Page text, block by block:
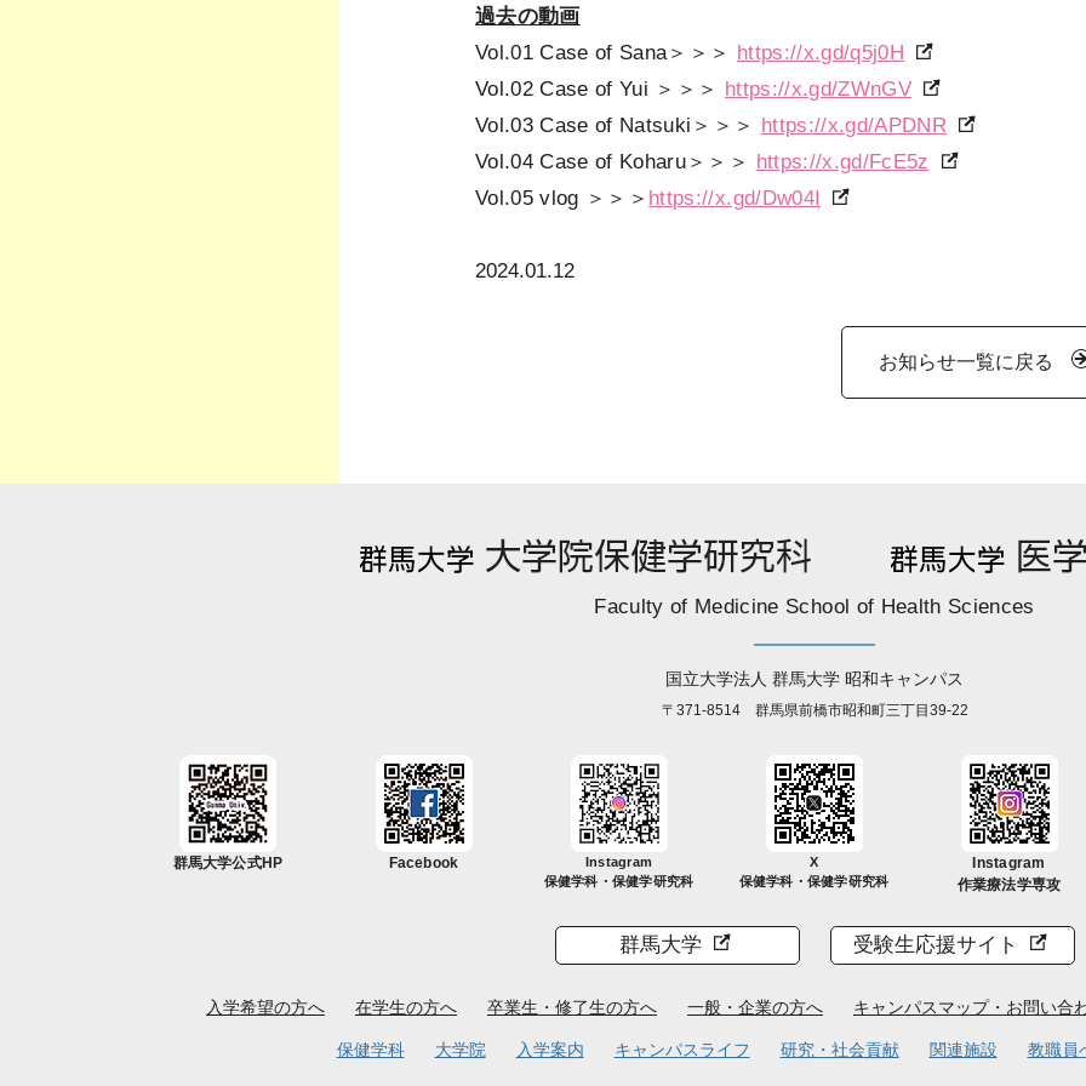
過去の動画
Vol.01 Case of Sana＞＞＞ https://x.gd/q5j0H
Vol.02 Case of Yui ＞＞＞ https://x.gd/ZWnGV
Vol.03 Case of Natsuki＞＞＞ https://x.gd/APDNR
Vol.04 Case of Koharu＞＞＞ https://x.gd/FcE5z
Vol.05 vlog ＞＞＞ https://x.gd/Dw04I
2024.01.12
お知らせ一覧に戻る
Faculty of Medicine School of Health Sciences
国立大学法人 群馬大学 昭和キャンパス
〒371-8514 群馬県前橋市昭和町三丁目39-22
群馬大学公式HP Facebook
Instagram
保健学科・保健学研究科
X
保健学科・保健学研究科
Instagram
作業療法学専攻
群馬大学 受験生応援サイト
入学希望の方へ 在学生の方へ 卒業生・修了生の方へ 一般・企業の方へ キャンパスマップ・お問い合
保健学科 大学院 入学案内 キャンパスライフ 研究・社会貢献 関連施設 教職員